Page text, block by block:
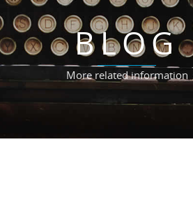
BLOG
More related information